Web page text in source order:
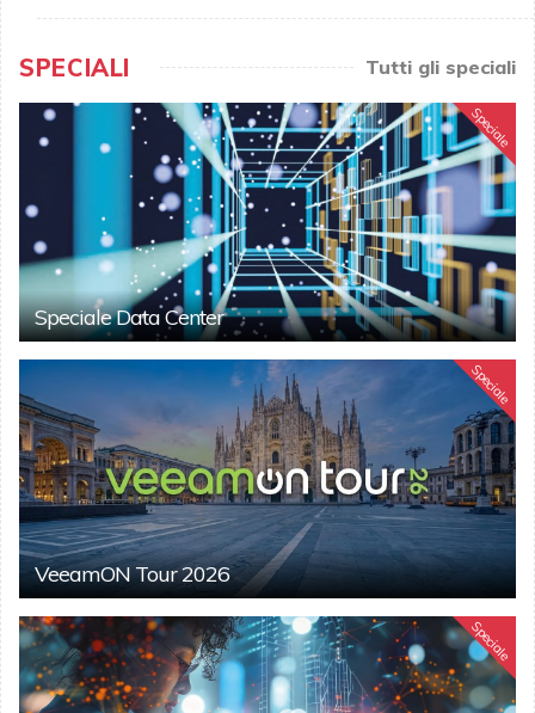
SPECIALI Tutti gli speciali
Speciale
Speciale Data Center
Speciale
VeeamON Tour 2026
Speciale